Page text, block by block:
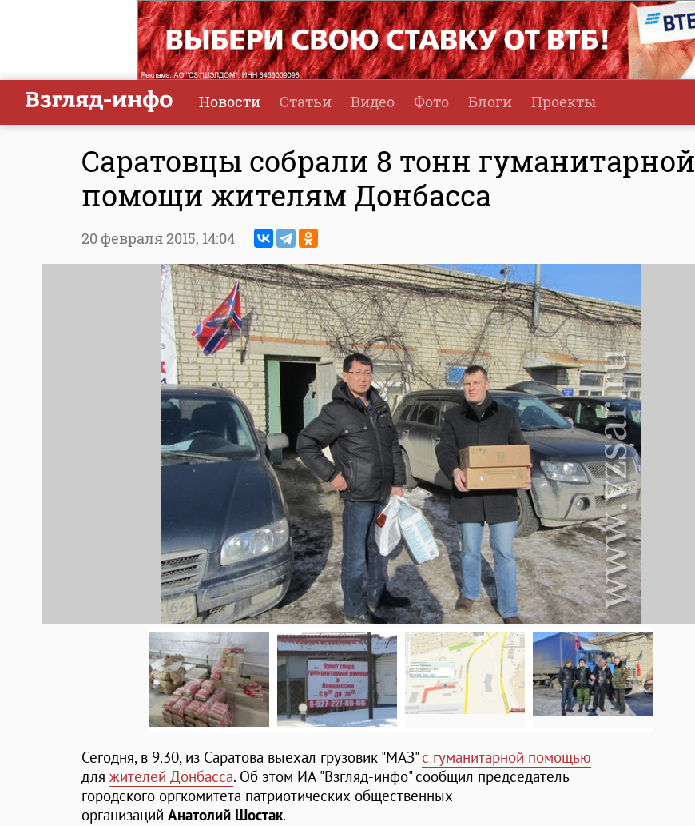
Новости Статьи Видео Фото Блоги Проекты
Саратовцы собрали 8 тонн гуманитарной
помощи жителям Донбасса
20 февраля 2015, 14:04
Сегодня, в 9.30, из Саратова выехал грузовик "МАЗ"с гуманитарной помощью
для жителей Донбасса. Об этом ИА "Взгляд-инфо" сообщил председатель
городского оргкомитета патриотических общественных
организаций Анатолий Шостак.